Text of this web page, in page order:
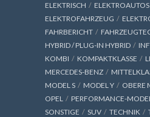
ELEKTRISCH
ELEKTROAUTOS
ELEKTROFAHRZEUG
FAHRBERICHT
HYBRID / PLUG-IN HYBRID
KOMBI
KOMPAKTKLASSE
MERCEDES-BENZ
MODEL S
MODEL Y
OBERE
OPEL
PERFORMANCE-
SONSTIGE
SUV TECHNIK